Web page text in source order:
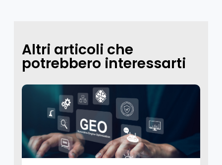
Altri articoli che
potrebbero interessarti